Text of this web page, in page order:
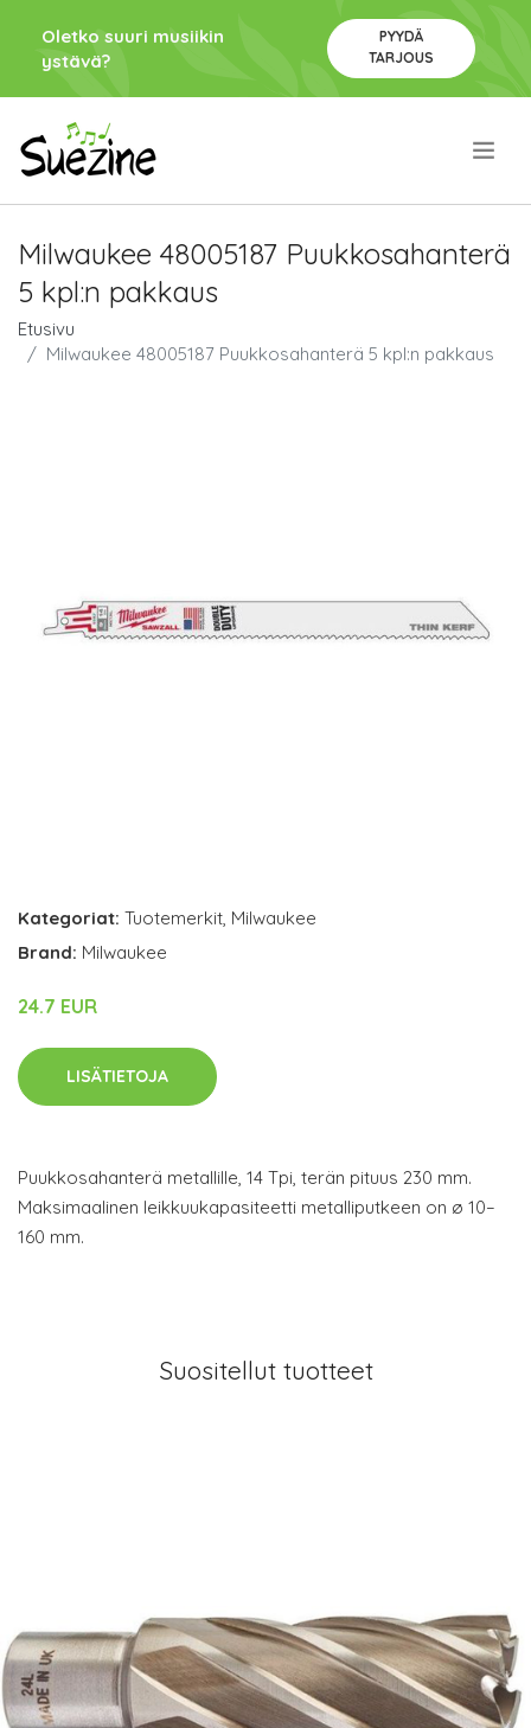
Oletko suuri musiikin
ystävä?
PYYDÄ
TARJOUS
Milwaukee 48005187 Puukkosahanterä
5 kpl:n pakkaus
Etusivu
Milwaukee 48005187 Puukkosahanterä 5 kpl:n pakkaus
Kategoriat: Tuotemerkit, Milwaukee
Brand: Milwaukee
24.7 EUR
LISÄTIETOJA
Puukkosahanterä metallille, 14 Tpi, terän pituus 230 mm.
Maksimaalinen leikkuukapasiteetti metalliputkeen on ø 10–
160 mm.
Suositellut tuotteet